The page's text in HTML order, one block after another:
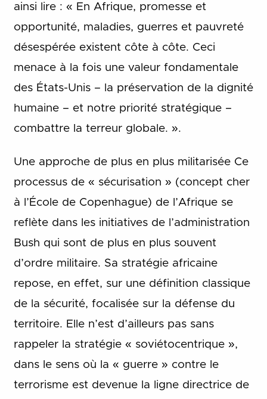
ainsi lire : « En Afrique, promesse et
opportunité, maladies, guerres et pauvreté
désespérée existent côte à côte. Ceci
menace à la fois une valeur fondamentale
des États-Unis – la préservation de la dignité
humaine – et notre priorité stratégique –
combattre la terreur globale. ».
Une approche de plus en plus militarisée Ce
processus de « sécurisation » (concept cher
à l’École de Copenhague) de l’Afrique se
reflète dans les initiatives de l’administration
Bush qui sont de plus en plus souvent
d’ordre militaire. Sa stratégie africaine
repose, en effet, sur une définition classique
de la sécurité, focalisée sur la défense du
territoire. Elle n’est d’ailleurs pas sans
rappeler la stratégie « soviétocentrique »,
dans le sens où la « guerre » contre le
terrorisme est devenue la ligne directrice de